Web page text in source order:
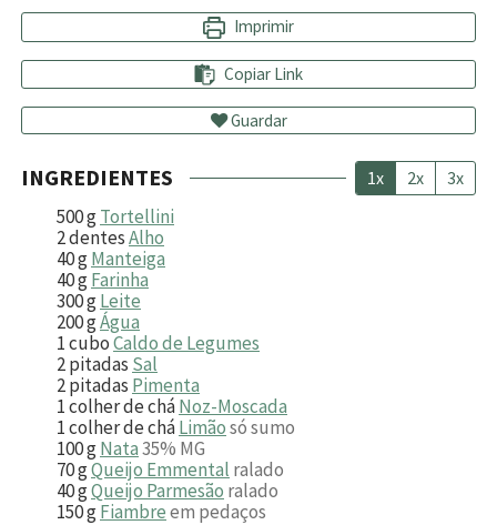
Imprimir
Copiar Link
Guardar
INGREDIENTES 1x 2x 3x
500gTortellini
2dentesAlho
40gManteiga
40gFarinha
300gLeite
200gÁgua
1cuboCaldo de Legumes
2pitadas Sal
2pitadas Pimenta
1colher de cháNoz-Moscada
1colher de cháLimãosó sumo
100gNata35% MG
70gQueijo Emmental ralado
40gQueijo Parmesão ralado
150gFiambreem pedaços